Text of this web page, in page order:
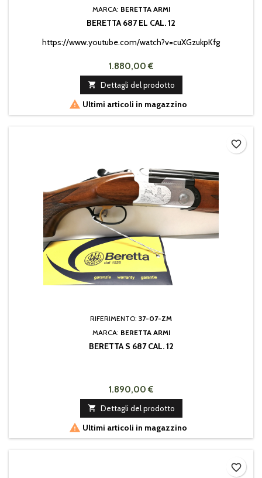
MARCA: BERETTA ARMI
BERETTA 687 EL CAL. 12
https://www.youtube.com/watch?v=cuXGzukpKfg
1.880,00 €
 Dettagli del prodotto
 Ultimi articoli in magazzino
RIFERIMENTO: 37-07-ZM
MARCA: BERETTA ARMI
BERETTA S 687 CAL. 12
1.890,00 €
 Dettagli del prodotto
 Ultimi articoli in magazzino
favorite_border
favorite_border